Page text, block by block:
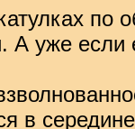
по
А уже если
в